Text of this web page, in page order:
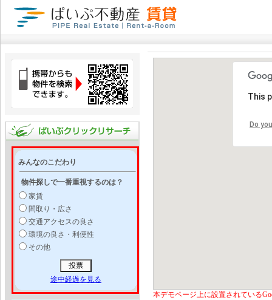
みんなのこだわり
物件探しで一番重視するのは？
家賃
間取り・広さ
交通アクセスの良さ
環境の良さ・利便性
その他
途中経過を見る
This
Do
本デモページ上に設置されている